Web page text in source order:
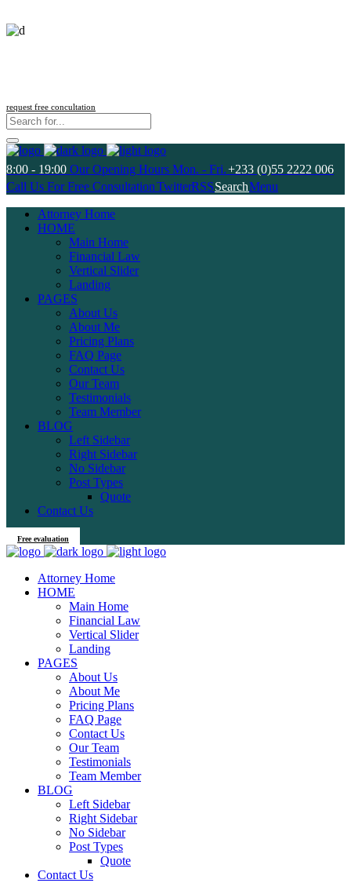
request free concultation
8:00 - 19:00 Our Opening Hours Mon. - Fri.+233 (0)55 2222 006
Call Us For Free ConsultationTwitterRSSSearchMenu
Attorney Home
HOME
Main Home
Financial Law
Vertical Slider
Landing
PAGES
About Us
About Me
Pricing Plans
FAQ Page
Contact Us
Our Team
Testimonials
Team Member
BLOG
Left Sidebar
Right Sidebar
No Sidebar
Post Types
Quote
Contact Us
Free evaluation
Attorney Home
HOME
Main Home
Financial Law
Vertical Slider
Landing
PAGES
About Us
About Me
Pricing Plans
FAQ Page
Contact Us
Our Team
Testimonials
Team Member
BLOG
Left Sidebar
Right Sidebar
No Sidebar
Post Types
Quote
Contact Us